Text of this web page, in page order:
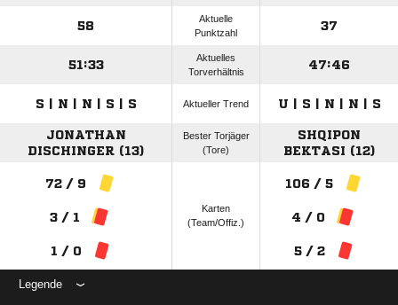
58
Aktuelle
Punktzahl
37
51:33
Aktuelles
Torverhältnis
47:46
S | N | N | S | S Aktueller Trend U | S | N | N | S
JONATHAN
DISCHINGER (13)
Bester Torjäger
(Tore)
SHQIPON
BEKTASI (12)
72 / 9
3 / 1
1 / 0
Karten
(Team/Offiz.)
106 / 5
4 / 0
5 / 2
Legende